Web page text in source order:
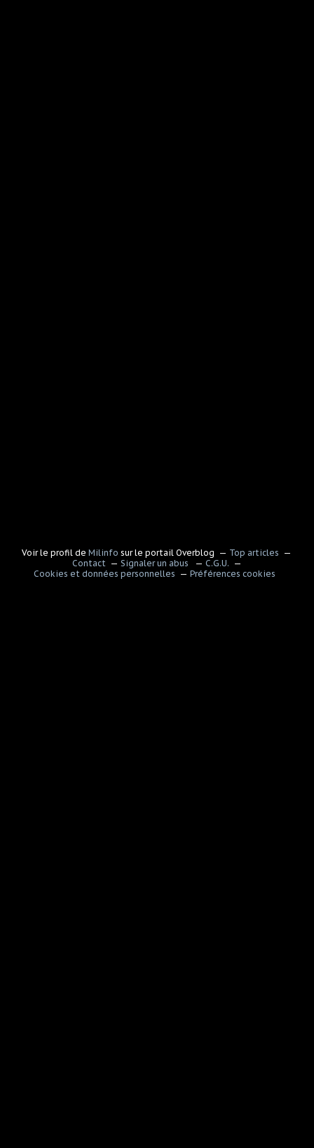
Voir le profil deMilinfo sur le portail Overblog
Top articles
Contact
Signaler un abus
C.G.U.
Cookies et données personnelles
Préférences cookies